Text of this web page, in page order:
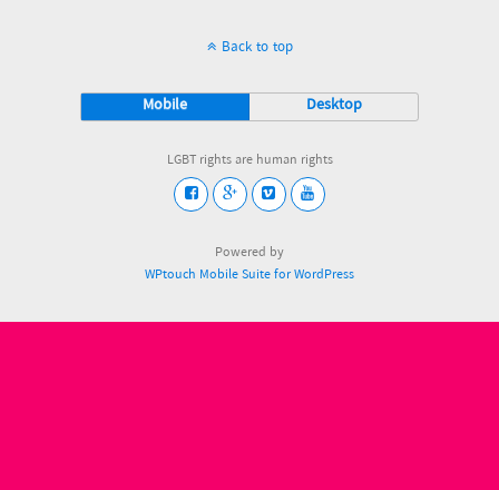
Back to top
Mobile Desktop
LGBT rights are human rights
Powered by
WPtouch Mobile Suite for WordPress